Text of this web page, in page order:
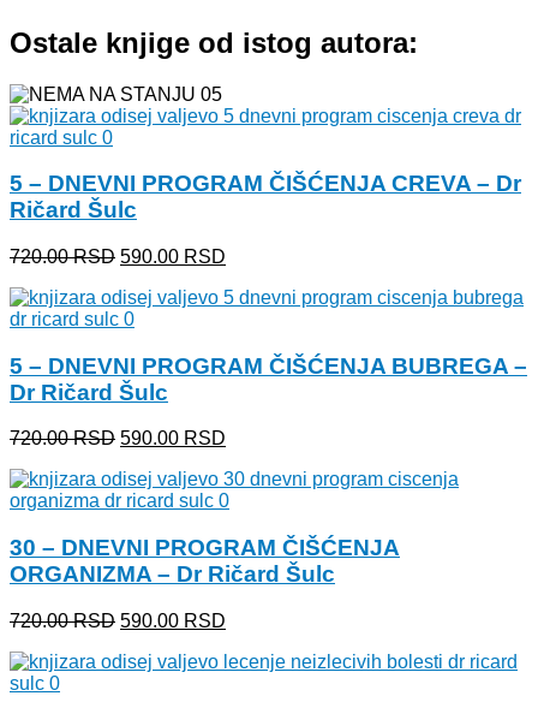
Ostale knjige od istog autora:
5 – DNEVNI PROGRAM ČIŠĆENJA CREVA – Dr
Ričard Šulc
720.00RSD Originalna
je
bila:
590.00 RSD
je:
5 – DNEVNI PROGRAM ČIŠĆENJA BUBREGA –
Dr Ričard Šulc
720.00RSD Originalna
je
bila:
590.00 RSD
je:
590.00 RSD.
30 – DNEVNI PROGRAM ČIŠĆENJA
ORGANIZMA – Dr Ričard Šulc
720.00RSD Originalna
je
590.00 RSD
je: